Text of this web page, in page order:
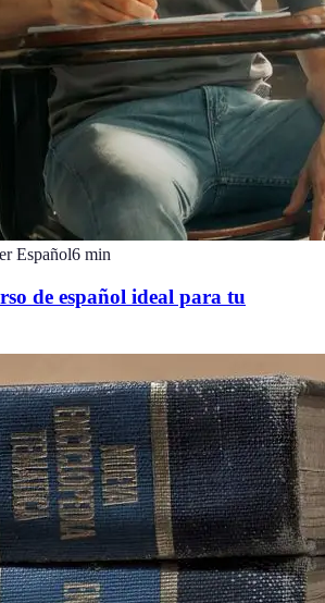
Español6 min
de español ideal para tu